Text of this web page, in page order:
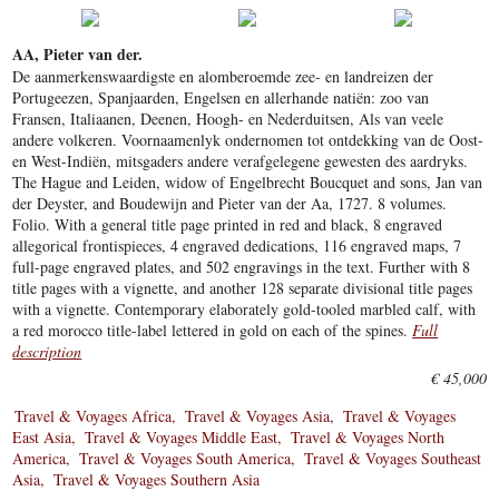
AA, Pieter van der.
De aanmerkenswaardigste en alomberoemde zee- en landreizen der
Portugeezen, Spanjaarden, Engelsen en allerhande natiën: zoo van
Fransen, Italiaanen, Deenen, Hoogh- en Nederduitsen, Als van veele
andere volkeren. Voornaamenlyk ondernomen tot ontdekking van de Oost-
en West-Indiën, mitsgaders andere verafgelegene gewesten des aardryks.
The Hague and Leiden, widow of Engelbrecht Boucquet and sons, Jan van
der Deyster, and Boudewijn and Pieter van der Aa, 1727. 8 volumes.
Folio. With a general title page printed in red and black, 8 engraved
allegorical frontispieces, 4 engraved dedications, 116 engraved maps, 7
full-page engraved plates, and 502 engravings in the text. Further with 8
title pages with a vignette, and another 128 separate divisional title pages
with a vignette. Contemporary elaborately gold-tooled marbled calf, with
a red morocco title-label lettered in gold on each of the spines.Full
description
€ 45,000
Travel & Voyages Africa
Travel & Voyages Asia
Travel & Voyages
East Asia
Travel & Voyages Middle East
Travel & Voyages North
America
Travel & Voyages South America
Travel & Voyages Southeast
Asia
Travel & Voyages Southern Asia